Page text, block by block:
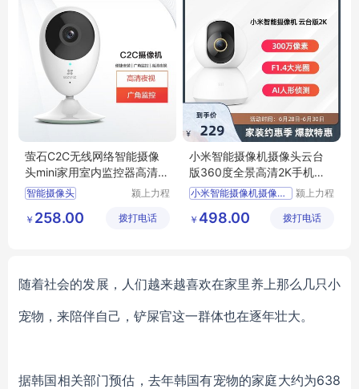
萤石C2C无线网络智能摄像
头mini家用室内监控器高清夜
视手机远程
智能摄像头
无线网络智能摄像头
颍上力程
有限公司
￥ 258.00 拨打电话
小米智能摄像机摄像头云台
版360度全景高清2K手机家
用监控宠物孩子
小米智能摄像机摄像头云台
颍上力程
有限公司
￥ 498.00 拨打电话
随着社会的发展，人们越来越喜欢在家里养上那么几只小
宠物，来陪伴自己，铲屎官这一群体也在逐年壮大。
据韩国相关部门预估 ，去年韩国有宠物的家庭大约为638